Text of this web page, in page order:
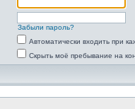
Забыли пароль?
Автоматически входить при
Скрыть моё пребывание на